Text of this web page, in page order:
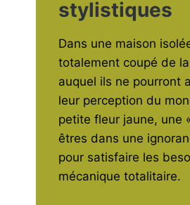
stylistiques
Dans une maison
totalement coupé de
auquel ils ne pourront
leur perception du
petite fleur jaune, une
êtres dans une
pour satisfaire les
mécanique totalitaire.